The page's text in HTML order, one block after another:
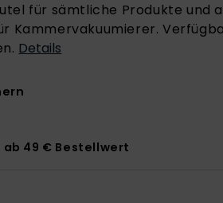
für sämtliche Produkte und
Kammervakuumierer.
Details
ab 49 € Bestellwert